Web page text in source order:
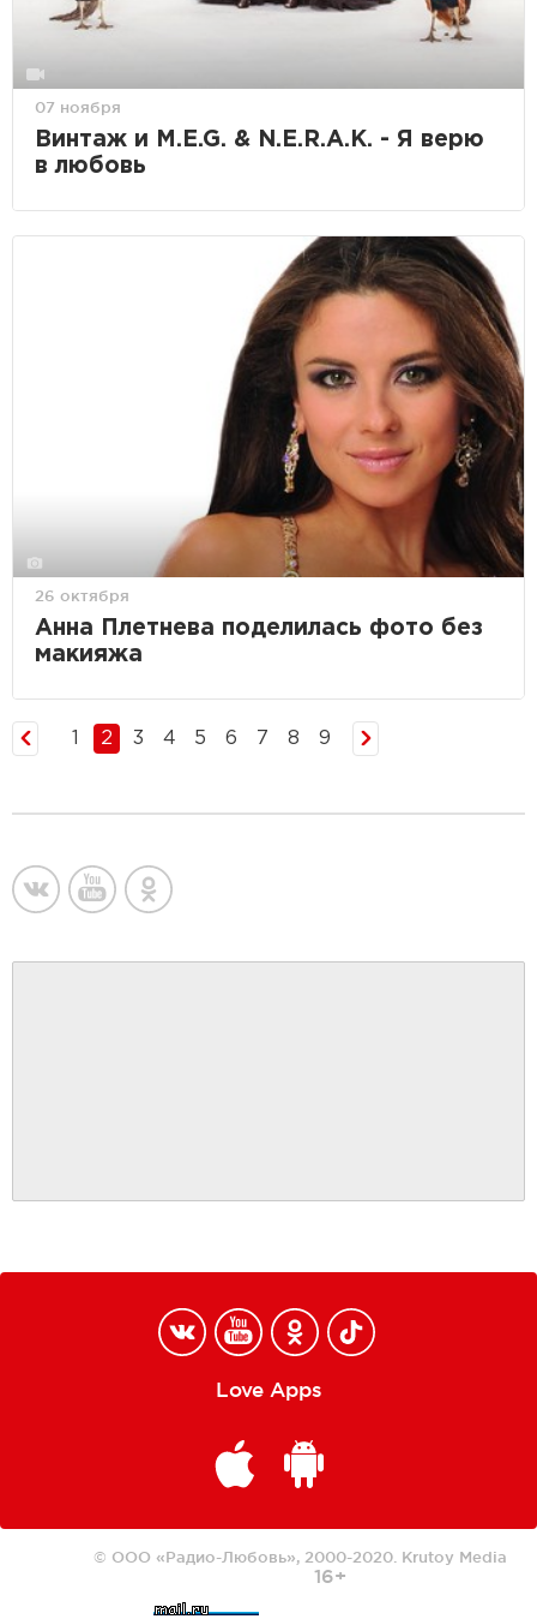
07 ноября
Винтаж и M.E.G. & N.E.R.A.K. - Я верю
в любовь
26 октября
Анна Плетнева поделилась фото без
макияжа
2 3 4 5 6 7 8 9
Love Apps
© ООО «Радио-Любовь», 2000-2020. Krutoy Media
16+